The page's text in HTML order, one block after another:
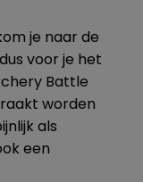
je naar de
voor je het
Battle
worden
als
een